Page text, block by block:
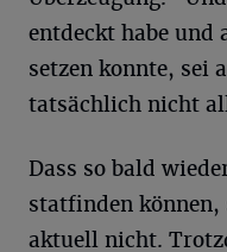
entdeckt habe und
setzen konnte, sei
tatsächlich nicht
Dass so bald
statfinden
aktuell nicht.